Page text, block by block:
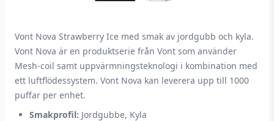
Vont Nova Strawberry Ice med smak av jordgubb och kyla.
Vont Nova är en produktserie från Vont som använder
Mesh-coil samt uppvärmningsteknologi i kombination med
ett luftflödessystem. Vont Nova kan leverera upp till 1000
puffar per enhet.
Smakprofil: Jordgubbe, Kyla